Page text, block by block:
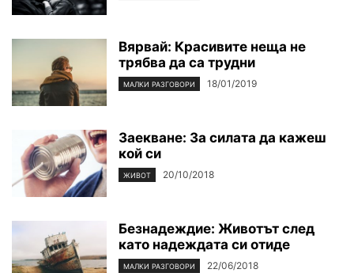
Вярвай: Красивите неща не
трябва да са трудни
МАЛКИ РАЗГОВОРИ 18/01/2019
Заекване: За силата да кажеш
кой си
ЖИВОТ 20/10/2018
Безнадеждие: Животът след
като надеждата си отиде
МАЛКИ РАЗГОВОРИ 22/06/2018